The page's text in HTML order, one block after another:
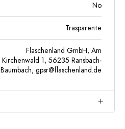
No
Trasparente
Flaschenland GmbH, Am
Kirchenwald 1, 56235 Ransbach-
Baumbach, gpsr@flaschenland.de